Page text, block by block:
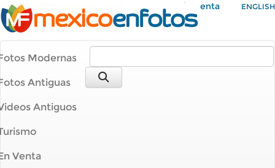
Mi Cuenta ENGLISH
Modernas
Antiguas
Antiguos
Venta